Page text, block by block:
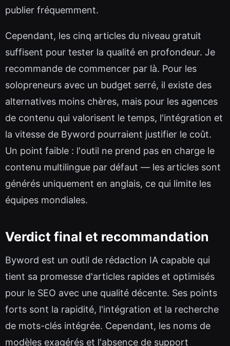
publier fréquemment.
Cependant, les cinq articles du niveau gratuit
suffisent pour tester la qualité en profondeur. Je
recommande de commencer par là. Pour les
solopreneurs avec un budget serré, il existe des
alternatives moins chères, mais pour les agences
de contenu qui valorisent le temps, l'intégration et
la vitesse de Byword pourraient justifier le coût.
Un point faible : l'outil ne prend pas en charge le
contenu multilingue par défaut — les articles sont
générés uniquement en anglais, ce qui limite les
équipes mondiales.
Verdict final et recommandation
Byword est un outil de rédaction IA capable qui
tient sa promesse d'articles rapides et optimisés
pour le SEO avec une qualité décente. Ses points
forts sont la rapidité, l'intégration et la recherche
de mots-clés intégrée. Cependant, les noms de
modèles exagérés et l'absence de support